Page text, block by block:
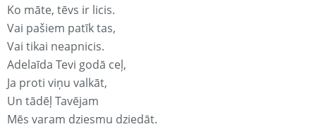
Ko māte, tēvs ir licis.
Vai pašiem patīk tas,
Vai tikai neapnicis.
Adelaīda Tevi godā ceļ,
Ja proti viņu valkāt,
Un tādēļ Tavējam
Mēs varam dziesmu dziedāt.